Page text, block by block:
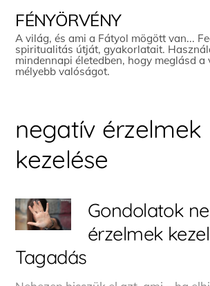
content
FÉNYÖRVÉNY
A világ, és ami a Fátyol mögött van...
spiritualitás útját, gyakorlatait.
mindennapi életedben, hogy meglásd
mélyebb valóságot.
negatív érzelmek
kezelése
Gondolatok
érzelmek
Tagadás